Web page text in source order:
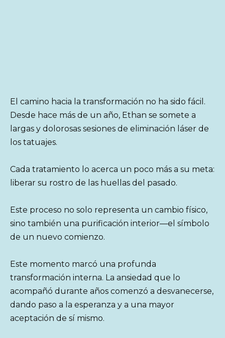
El camino hacia la transformación no ha sido fácil.
Desde hace más de un año, Ethan se somete a
largas y dolorosas sesiones de eliminación láser de
los tatuajes.
Cada tratamiento lo acerca un poco más a su meta:
liberar su rostro de las huellas del pasado.
Este proceso no solo representa un cambio físico,
sino también una purificación interior—el símbolo
de un nuevo comienzo.
Este momento marcó una profunda
transformación interna. La ansiedad que lo
acompañó durante años comenzó a desvanecerse,
dando paso a la esperanza y a una mayor
aceptación de sí mismo.